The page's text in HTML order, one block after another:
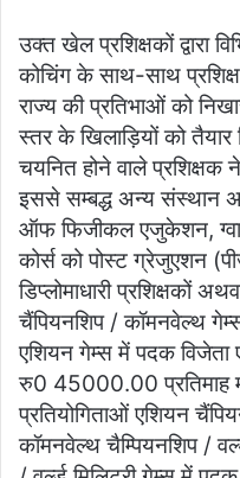
उक्त खेल प्रशिक्षकों द्वारा
कोचिंग के साथ-साथ
राज्य की प्रतिभाओं को
स्तर के खिलाड़ियों को
चयनित होने वाले प्रशिक्षक
इससे सम्बद्ध अन्य संस्थान
ऑफ फिजीकल एजुकेशन,
कोर्स को पोस्ट ग्रेजुएशन
डिप्लोमाधारी प्रशिक्षकों
चैंपियनशिप / कॉमनवेल्थ
एशियन गेम्स में पदक विजेता
रु0 45000.00 प्रतिमाह
प्रतियोगिताओं एशियन
कॉमनवेल्थ चैम्पियनशिप /